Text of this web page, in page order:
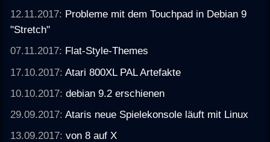
12.11.2017: Probleme mit dem Touchpad in Debian 9
"Stretch"
07.11.2017: Flat-Style-Themes
17.10.2017:Atari 800XL PAL Artefakte
10.10.2017:debian 9.2 erschienen
29.09.2017:Ataris neue Spielekonsole läuft mit Linux
13.09.2017:von 8 auf X